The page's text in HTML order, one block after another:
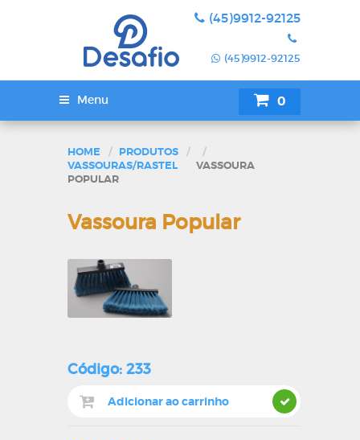
(45)9912-92125
(45)9912-92125
Menu 0
HOME
PRODUTOS
VASSOURAS/RASTEL
VASSOURA
POPULAR
Vassoura Popular
Código: 233